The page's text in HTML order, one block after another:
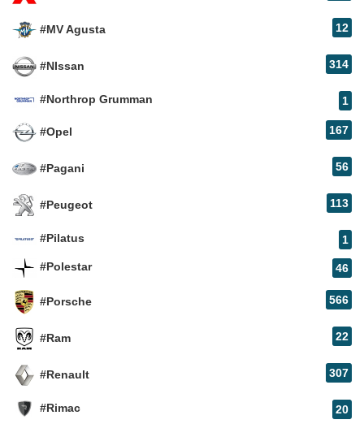
#MV Agusta 12
#NIssan 314
#Northrop Grumman 1
#Opel 167
#Pagani 56
#Peugeot 113
#Pilatus 1
#Polestar 46
#Porsche 566
#Ram 22
#Renault 307
#Rimac 20